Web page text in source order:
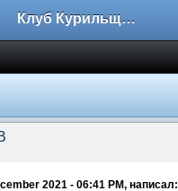
Клуб Курильщиков Трубки
2021 - 06:41 PM, написал: